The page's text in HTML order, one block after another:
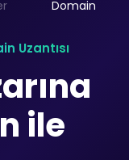
Domain
Uzantısı
ile